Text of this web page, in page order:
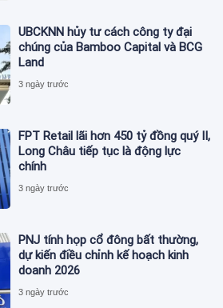
UBCKNN hủy tư cách công ty đại
chúng của Bamboo Capital và BCG
Land
3 ngày trước
FPT Retail lãi hơn 450 tỷ đồng quý II,
Long Châu tiếp tục là động lực
chính
3 ngày trước
PNJ tính họp cổ đông bất thường,
dự kiến điều chỉnh kế hoạch kinh
doanh 2026
3 ngày trước